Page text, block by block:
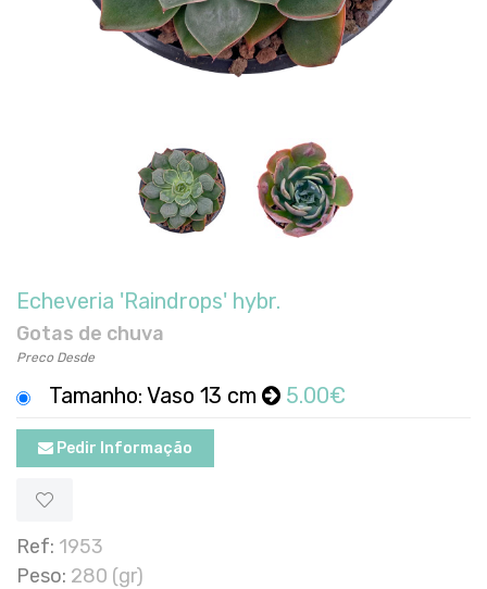
Echeveria 'Raindrops' hybr.
Gotas de chuva
Preco Desde
Tamanho: Vaso 13 cm 5.00€
Pedir Informação
Ref: 1953
Peso: 280 (gr)